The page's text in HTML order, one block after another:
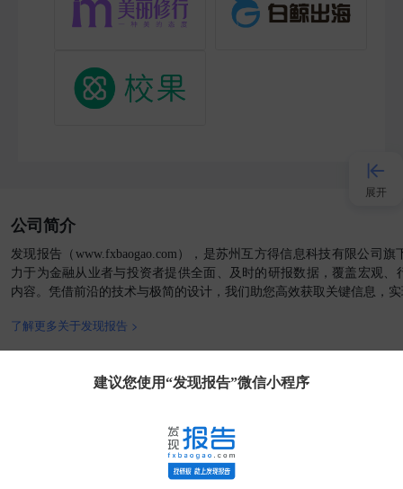
公司简介
发现报告（www.fxbaogao.com），是苏州互方得信息科技有限公司
力于为金融从业者与投资者提供全面、及时的研报数据，覆盖宏观、
内容。凭借前沿的技术与极简的设计，我们助您高效获取关键信息，
了解更多关于发现报告 >
客户端
建议您使用“发现报告”微信小程序
展开
接入AI
小程序
APP